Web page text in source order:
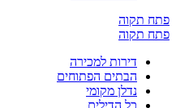
פתח תקוה
פתח תקוה
דירות למכירה
הבתים הפתוחים
נדלן מקומי
כל הדילים